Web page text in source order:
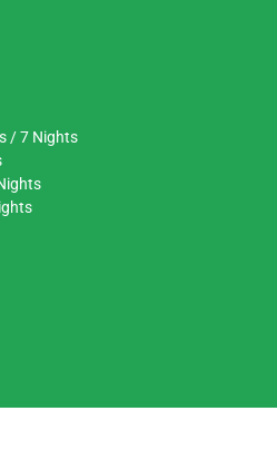
/ 7 Nights